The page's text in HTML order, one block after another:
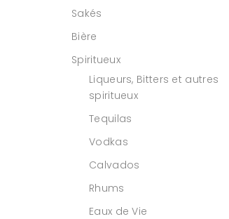
Sakés
Bière
Spiritueux
Liqueurs, Bitters et autres
spiritueux
Tequilas
Vodkas
Calvados
Rhums
Eaux de Vie